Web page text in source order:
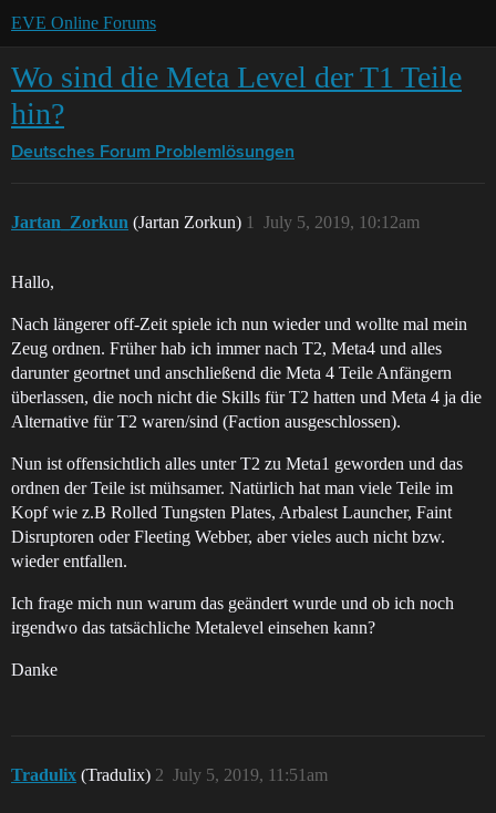
EVE Online Forums
Wo sind die Meta Level der T1 Teile
hin?
Deutsches Forum Problemlösungen
Jartan_Zorkun (Jartan Zorkun) July 5, 2019, 10:12am
1
Hallo,
Nach längerer off-Zeit spiele ich nun wieder und wollte mal mein
Zeug ordnen. Früher hab ich immer nach T2, Meta4 und alles
darunter geortnet und anschließend die Meta 4 Teile Anfängern
überlassen, die noch nicht die Skills für T2 hatten und Meta 4 ja die
Alternative für T2 waren/sind (Faction ausgeschlossen).
Nun ist offensichtlich alles unter T2 zu Meta1 geworden und das
ordnen der Teile ist mühsamer. Natürlich hat man viele Teile im
Kopf wie z.B Rolled Tungsten Plates, Arbalest Launcher, Faint
Disruptoren oder Fleeting Webber, aber vieles auch nicht bzw.
wieder entfallen.
Ich frage mich nun warum das geändert wurde und ob ich noch
irgendwo das tatsächliche Metalevel einsehen kann?
Danke
Tradulix (Tradulix) July 5, 2019, 11:51am
2